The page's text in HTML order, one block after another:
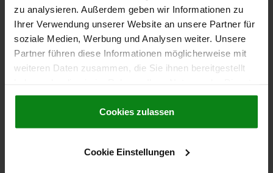
zu analysieren. Außerdem geben wir Informationen zu
Ihrer Verwendung unserer Website an unsere Partner für
soziale Medien, Werbung und Analysen weiter. Unsere
Partner führen diese Informationen möglicherweise mit
weiteren Daten zusammen, die Sie ihnen bereitgestellt
gesammelt haben.Cookie Richtlinien
Datenschutz|AGB
Cookies zulassen
Cookie Einstellungen
ARRETIERBOLZEN MIT MARKIERUNGSRING GR.3
D1=M16X1,5, D=8, FORM:A OHNE RASTNUT OHNE
KOMP:THERMOPLAST
FORM=A D2=33 L1=26 L2=10 L3=23 HUB S=8 SW1=19
FEDERKRAFT ANFANG F1 CA. N=15
FEDERKRAFT ENDE F2 CA. N=35